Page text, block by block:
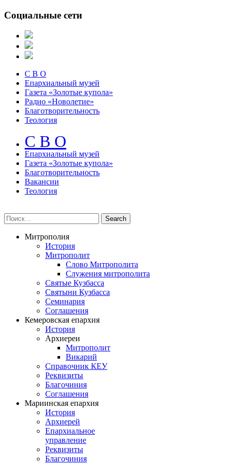
Социальные сети
С В О
Епархиальный музей
Газета «Золотые купола»
Радио «Новолетие»
Благотворительность
Теология
С В О
Епархиальный музeй
Газета «Золотые купола»
Благотворительность
Вакансии
Теология
Митрополия
История
Митрополит
Слово Митрополита
Служения митрополита
Святые Кузбасса
Святыни Кузбасса
Семинария
Соглашения
Кемеровская епархия
История
Архиереи
Митрополит
Викарий
Справочник КЕУ
Реквизиты
Благочиния
Соглашения
Мариинская епархия
История
Архиерей
Епархиальное
управление
Реквизиты
Благочиния